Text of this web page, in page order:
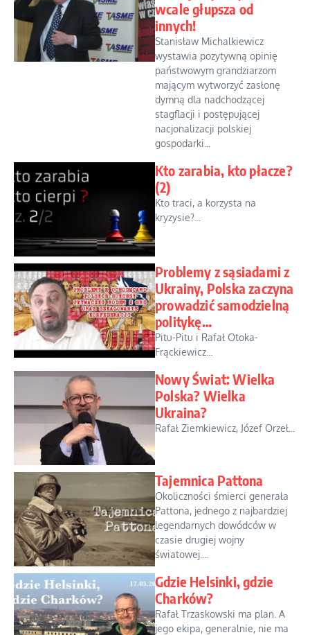
wcale głupsza od
innych!
Stanisław Michalkiewicz
wystawia pozytywną opinię
państwowym grandziarzom
mającym wytworzyć zasłonę
dymną dla nadchodzącej
stagflacji i postępującej
nacjonalizacji polskiej
gospodarki...
Kto zarabia, kto płacze?
(2)
Kto traci, a korzysta na
kryzysie?...
Problemy z sąsiadami z
Ukrainy, Polska zaczyna
prowadzić samodzielną
politykę…
Pitu-Pitu i Rafał Otoka-
Frąckiewicz...
Nowy Świat: Wielka
Polska? Wielka
Ukraina?
Rafał Ziemkiewicz, Józef Orzeł...
Tajemnica Pattona
Okoliczności śmierci generała
Pattona, jednego z najbardziej
legendarnych dowódców w
czasie drugiej wojny
światowej....
Gdzie Helsinki, gdzie
Charków?
Rafał Trzaskowski ma plan. A
jego ekipa, generalnie, nie ma